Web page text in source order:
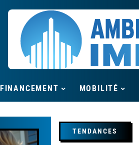
FINANCEMENT MOBILITÉ
TENDANCES